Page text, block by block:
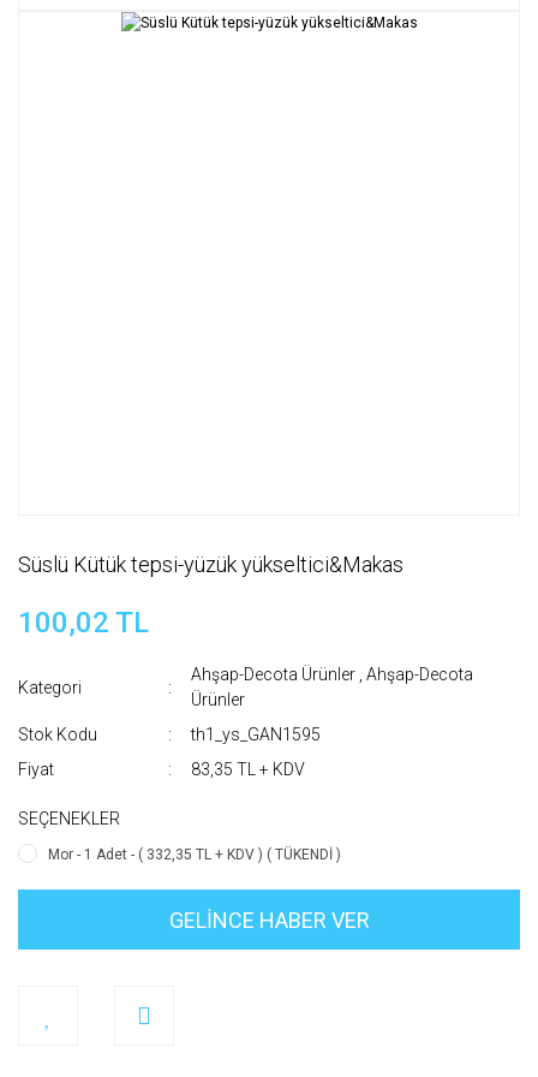
Süslü Kütük tepsi-yüzük yükseltici&Makas
100,02 TL
Kategori
Ahşap-Decota Ürünler ,Ahşap-Decota
Ürünler
Stok Kodu
th1_ys_GAN1595
Fiyat
83,35 TL + KDV
SEÇENEKLER
Mor - 1 Adet - ( 332,35 TL + KDV ) ( TÜKENDİ )
GELİNCE HABER VER